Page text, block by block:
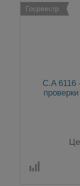
Госреестр
C.A 6116